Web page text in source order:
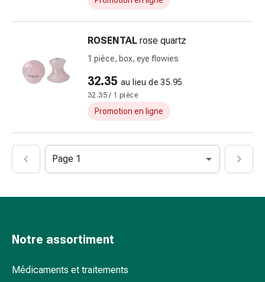
fumer
Veines
sanguine
Troubles
cardiaques
et
nerveux
Troubles
de
mémoire
la
Allergies
ROSENTAL rose quartz
1 pièce, box, eye flowies
32.35 au lieu de 35.95
32.35 / 1 pièce
Promotion en ligne
Page 1
Notre assortiment
Médicaments et traitements